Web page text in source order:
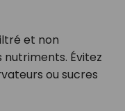
et non
nutriments. Évitez
ou sucres